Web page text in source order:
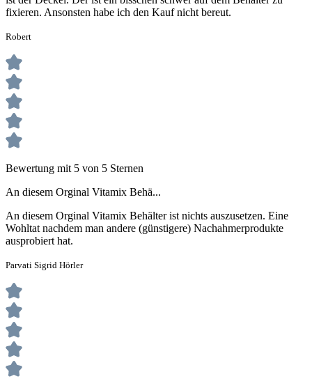
fixieren. Ansonsten habe ich den Kauf nicht bereut.
Robert
Bewertung mit 5 von 5 Sternen
An diesem Orginal Vitamix Behä...
An diesem Orginal Vitamix Behälter ist nichts auszusetzen. Eine
Wohltat nachdem man andere (günstigere) Nachahmerprodukte
ausprobiert hat.
Parvati Sigrid Hörler